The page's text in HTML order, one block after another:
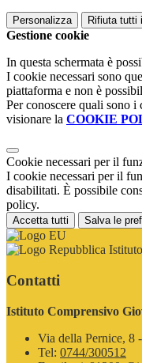
Personalizza Rifiuta tutti
Gestione cookie
In questa schermata è
I cookie necessari sono
piattaforma e non è
Per conoscere quali sono i
visionare la COOKIE
Cookie necessari per il
I cookie necessari per il
disabilitati. È possibile
policy.
Accetta tutti Salva le
Contatti
Istituto Comprensivo
Via della Pernice, 8
Tel: 0744/300512